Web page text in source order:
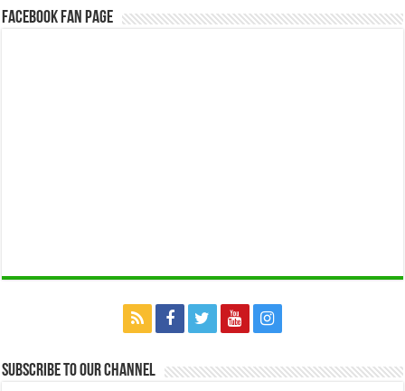
Facebook Fan Page
Subscribe to our Channel